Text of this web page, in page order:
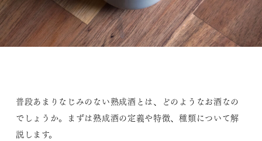
普段あまりなじみのない熟成酒とは、どのようなお酒なの
でしょうか。まずは熟成酒の定義や特徴、種類について解
説します。